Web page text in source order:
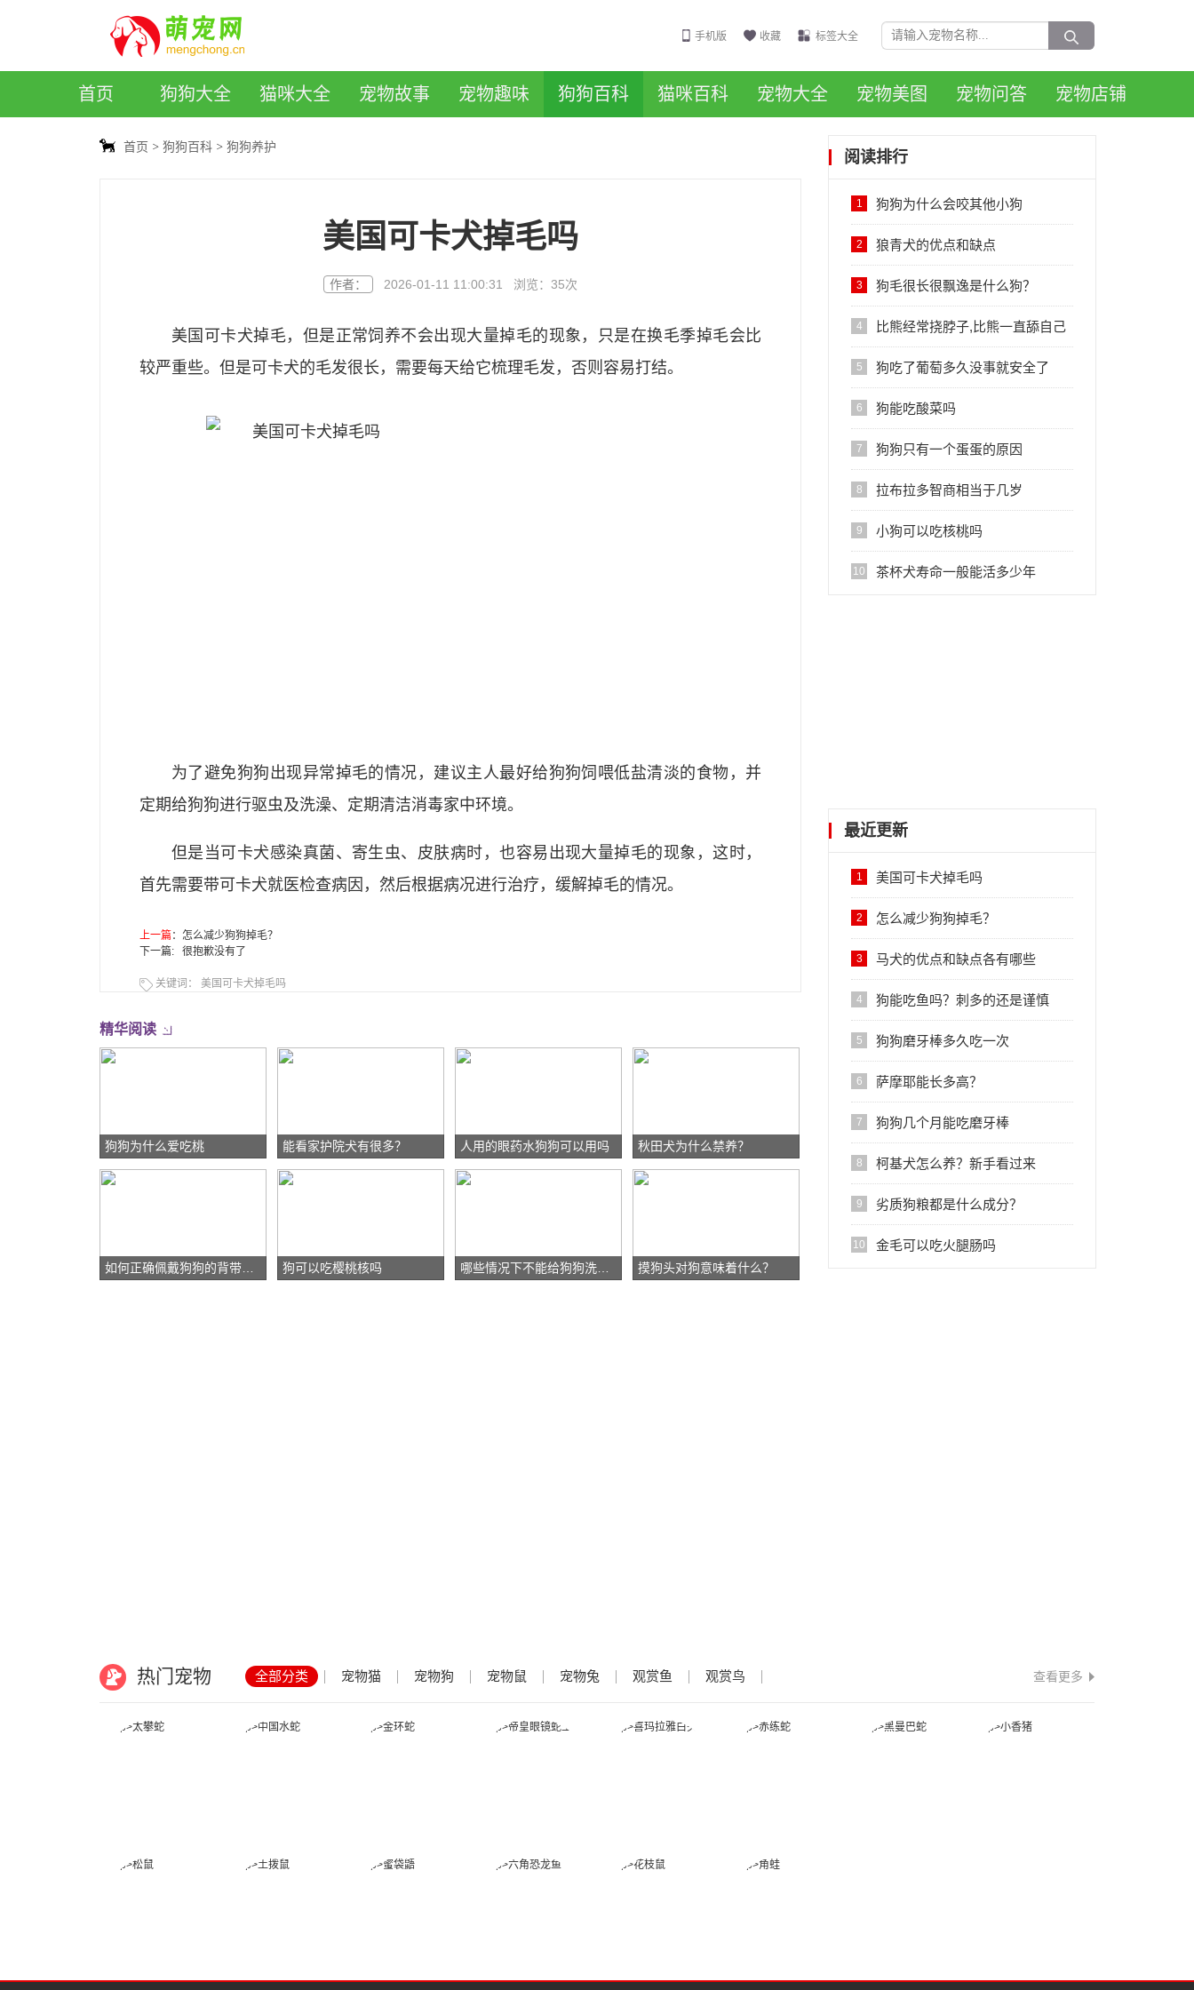
手机版 收藏 标签大全
首页 狗狗大全 猫咪大全 宠物故事 宠物趣味 狗狗百科 猫咪百科 宠物大全 宠物美图 宠物问答 宠物店铺
首页 狗狗百科 狗狗养护
美国可卡犬掉毛吗
作者： 2026-01-11 11:00:31 浏览： 35次
美国可卡犬掉毛，但是正常饲养不会出现大量掉毛的现象，只是在换毛季掉毛会比
较严重些。但是可卡犬的毛发很长，需要每天给它梳理毛发，否则容易打结。
为了避免狗狗出现异常掉毛的情况，建议主人最好给狗狗饲喂低盐清淡的食物，并
定期给狗狗进行驱虫及洗澡、定期清洁消毒家中环境。
但是当可卡犬感染真菌、寄生虫、皮肤病时，也容易出现大量掉毛的现象，这时，
首先需要带可卡犬就医检查病因，然后根据病况进行治疗，缓解掉毛的情况。
上一篇 ： 怎么减少狗狗掉毛？
下一篇: 很抱歉没有了
关键词： 美国可卡犬掉毛吗
精华阅读
狗狗为什么爱吃桃 能看家护院犬有很多？ 人用的眼药水狗狗可以用吗 秋田犬为什么禁养？
狗可以吃樱桃核吗 ​摸狗头对狗意味着什么？
阅读排行
1 狗狗为什么会咬其他小狗
2 狼青犬的优点和缺点
3 狗毛很长很飘逸是什么狗？
4 比熊经常挠脖子,比熊一直舔自己
后腿怎么回事
5 狗吃了葡萄多久没事就安全了
6 狗能吃酸菜吗
7 狗狗只有一个蛋蛋的原因
8 拉布拉多智商相当于几岁
9 小狗可以吃核桃吗
10 茶杯犬寿命一般能活多少年
最近更新
1 美国可卡犬掉毛吗
2 怎么减少狗狗掉毛？
3 马犬的优点和缺点各有哪些
4 狗能吃鱼吗？刺多的还是谨慎
5 狗狗磨牙棒多久吃一次
6 萨摩耶能长多高？
7 狗狗几个月能吃磨牙棒
8 柯基犬怎么养？新手看过来
9 劣质狗粮都是什么成分？
10 金毛可以吃火腿肠吗
热门宠物 全部分类 宠物猫 宠物狗 宠物鼠 宠物兔 观赏鱼 观赏鸟 查看更多